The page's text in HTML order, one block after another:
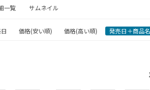
一覧 サムネイル
価格(安い順) 価格(高い順) 発売日＋商品名